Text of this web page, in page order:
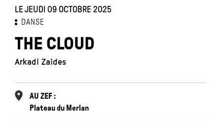
LE JEUDI 09 OCTOBRE 2025
DANSE
THE CLOUD
Arkadi Zaides
AU ZEF :
Plateau du Merlan